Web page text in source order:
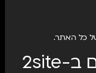
כל האתר.
מה אנחנו עושים ב-2site